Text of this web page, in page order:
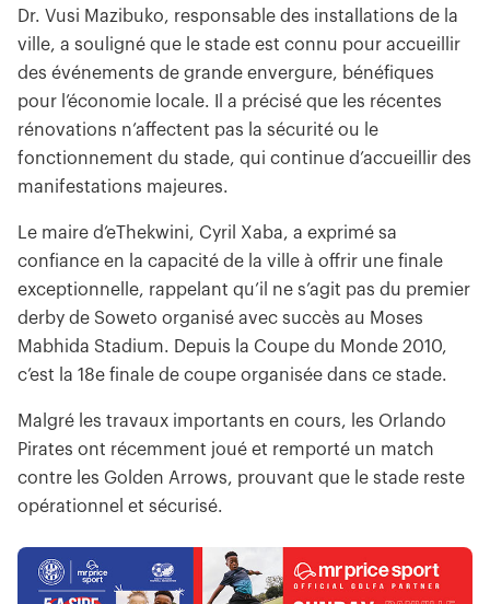
Dr. Vusi Mazibuko, responsable des installations de la
ville, a souligné que le stade est connu pour accueillir
des événements de grande envergure, bénéfiques
pour l’économie locale. Il a précisé que les récentes
rénovations n’affectent pas la sécurité ou le
fonctionnement du stade, qui continue d’accueillir des
manifestations majeures.
Le maire d’eThekwini, Cyril Xaba, a exprimé sa
confiance en la capacité de la ville à offrir une finale
exceptionnelle, rappelant qu’il ne s’agit pas du premier
derby de Soweto organisé avec succès au Moses
Mabhida Stadium. Depuis la Coupe du Monde 2010,
c’est la 18e finale de coupe organisée dans ce stade.
Malgré les travaux importants en cours, les Orlando
Pirates ont récemment joué et remporté un match
contre les Golden Arrows, prouvant que le stade reste
opérationnel et sécurisé.